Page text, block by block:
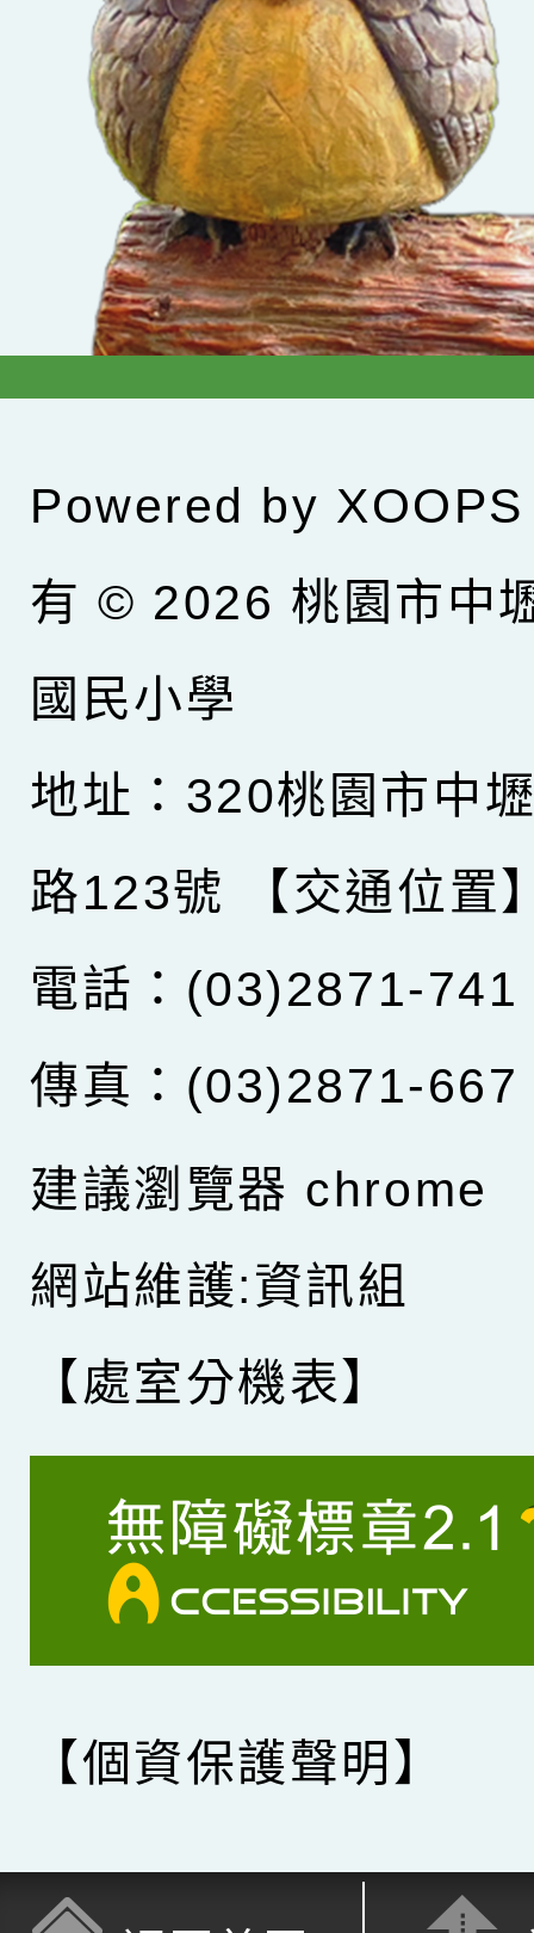
Powered by XOOPS
有 © 2026 桃園市中
國民小學
地址：320桃園市中
路123號
【交通位置
電話：(03)2871-741
傳真：(03)2871-667
建議瀏覽器 chrome
網站維護:資訊組
【處室分機表】
【個資保護聲明】